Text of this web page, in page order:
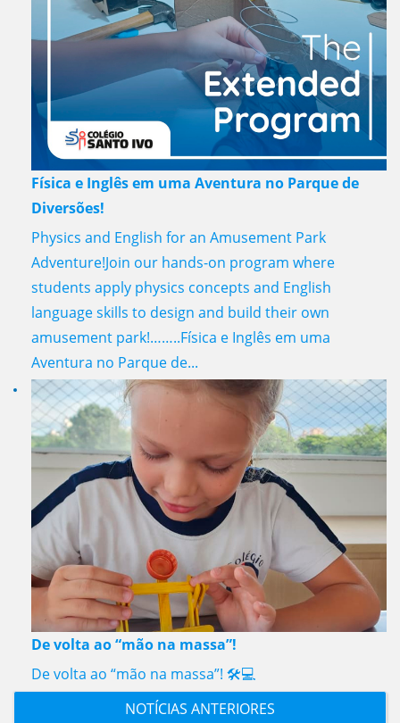
Física e Inglês em uma Aventura no Parque de
Diversões!
Physics and English for an Amusement Park
Adventure!Join our hands-on program where
students apply physics concepts and English
language skills to design and build their own
amusement park!……..Física e Inglês em uma
Aventura no Parque de...
De volta ao “mão na massa”!
De volta ao “mão na massa”! 🛠️💻
NOTÍCIAS ANTERIORES